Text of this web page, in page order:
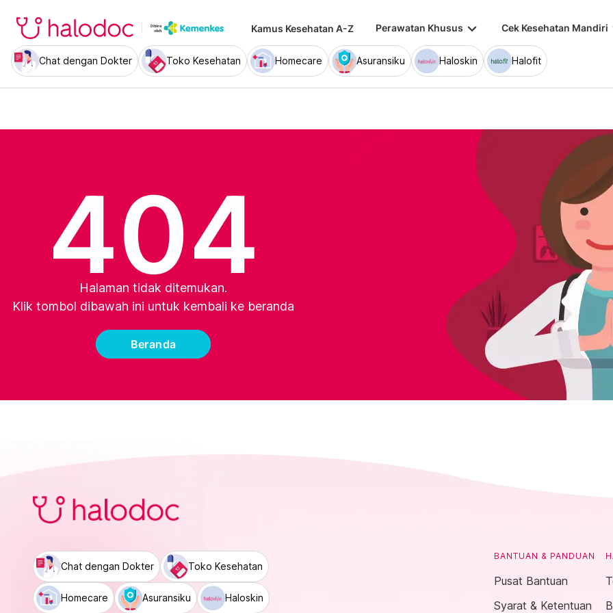
Kamus Kesehatan A-Z Perawatan Khusus keyboard_arrow_down Cek Kesehatan Mandiri
Chat dengan Dokter Toko Kesehatan Homecare Asuransiku Haloskin Halofit
404
Halaman tidak ditemukan.
Klik tombol dibawah ini untuk kembali ke beranda
Beranda
Chat dengan Dokter Toko Kesehatan
Homecare Asuransiku Haloskin
BANTUAN & PANDUAN
Pusat Bantuan
Syarat & Ketentuan